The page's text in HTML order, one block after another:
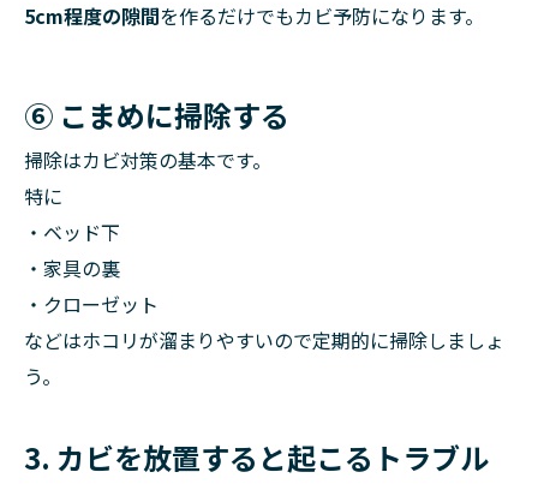
5cm程度の隙間を作るだけでもカビ予防になります。
⑥ こまめに掃除する
掃除はカビ対策の基本です。
特に
・ベッド下
・家具の裏
・クローゼット
などはホコリが溜まりやすいので定期的に掃除しましょ
う。
3. カビを放置すると起こるトラブル